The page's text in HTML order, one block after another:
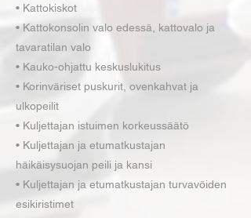
• Kattokiskot
• Kattokonsolin valo edessä, kattovalo ja
tavaratilan valo
• Kauko-ohjattu keskuslukitus
• Korinväriset puskurit, ovenkahvat ja
ulkopeilit
• Kuljettajan istuimen korkeussäätö
• Kuljettajan ja etumatkustajan
häikäisysuojan peili ja kansi
• Kuljettajan ja etumatkustajan turvavöiden
esikiristimet